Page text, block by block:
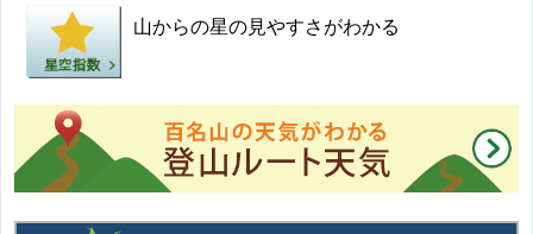
山からの星の見やすさがわかる